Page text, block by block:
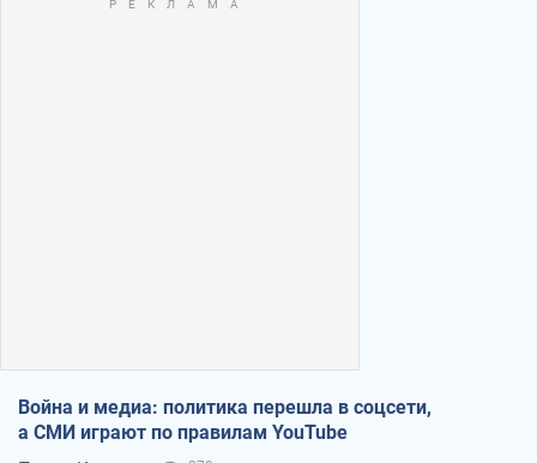
Война и медиа: политика перешла в соцсети,
а СМИ играют по правилам YouTube